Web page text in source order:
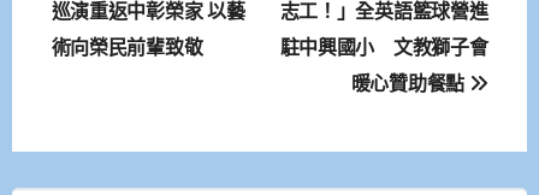
章
導
巡演重返中彰榮家 以藝
術向榮民前輩致敬
志工！」全英語籃球營進
駐中興國小 文教獅子會
暖心贊助餐點